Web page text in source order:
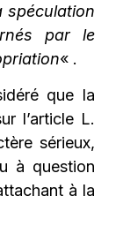
spéculation
par le
« .
que la
l’article L.
sérieux,
à question
à la